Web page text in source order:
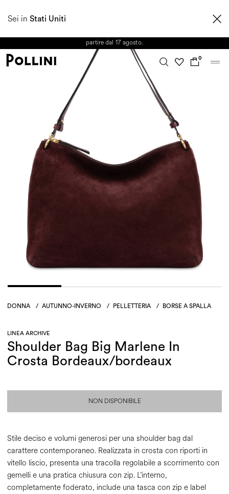
Sei in Stati Uniti
AUTUNNO/INVERNO 2026. Dall'8 al 16 agosto il Servizio Clienti non sarà
partire dal 17 agosto.
0
DONNA / AUTUNNO-INVERNO / PELLETTERIA / BORSE A SPALLA
LINEA ARCHIVE
Shoulder Bag Big Marlene In
Crosta Bordeaux/bordeaux
NON DISPONIBILE
Stile deciso e volumi generosi per una shoulder bag dal
carattere contemporaneo. Realizzata in crosta con riporti in
vitello liscio, presenta una tracolla regolabile a scorrimento con
gemelli e una pratica chiusura con zip. L’interno,
completamente foderato, include una tasca con zip e label